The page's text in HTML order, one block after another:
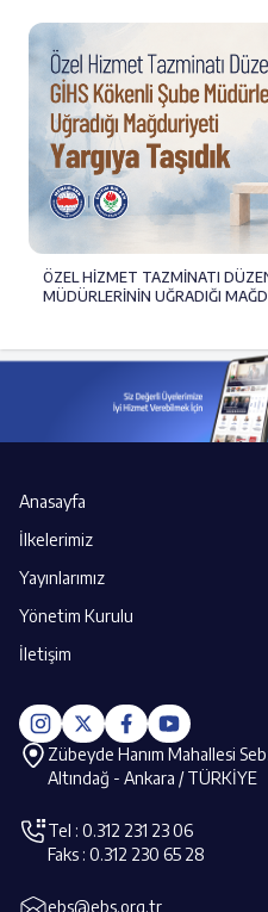
ÖZEL HİZMET TAZMİNATI
MÜDÜRLERİNİN UĞRADIĞI
Anasayfa
İlkelerimiz
Yayınlarımız
Yönetim Kurulu
İletişim
Zübeyde Hanım Mahallesi
Altındağ - Ankara / TÜRKİYE
Tel : 0.312 231 23 06
Faks : 0.312 230 65 28
ebs@ebs.org.tr